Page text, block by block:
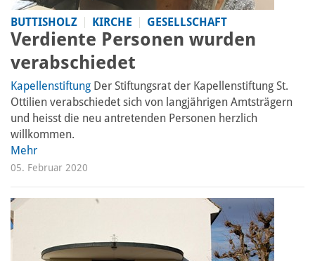
BUTTISHOLZ KIRCHE GESELLSCHAFT
Verdiente Personen wurden
verabschiedet
Kapellenstiftung Der Stiftungsrat der Kapellenstiftung St.
Ottilien verabschiedet sich von langjährigen Amtsträgern
und heisst die neu antretenden Personen herzlich
willkommen.
Mehr
05. Februar 2020